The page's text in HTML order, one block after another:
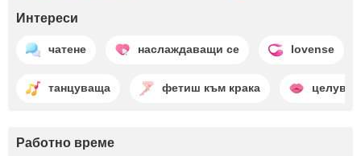
Интереси
чатене наслаждаващи се lovense
танцуваща фетиш към крака
Работно време